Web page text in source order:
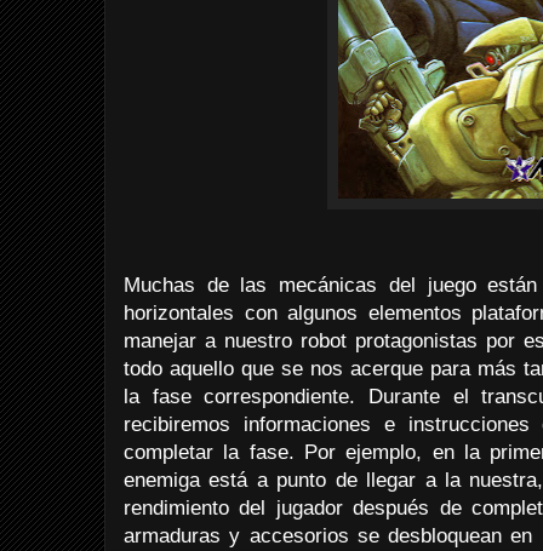
Muchas de las mecánicas del juego
horizontales con algunos elementos
manejar a nuestro robot protagonistas por
todo aquello que se nos acerque para más
la fase correspondiente. Durante el
recibiremos informaciones e
completar la fase. Por ejemplo, en la
enemiga está a punto de llegar a la
rendimiento del jugador después de
armaduras y accesorios se desbloquean